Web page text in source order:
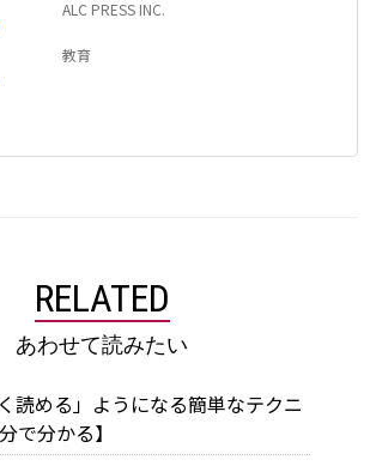
ALC PRESS INC.
教育
RELATED
あわせて読みたい
読める」ようになる簡単なテクニ
で分かる】